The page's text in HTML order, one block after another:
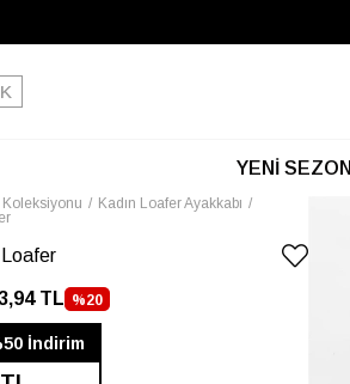
YENİ SEZON
Koleksiyonu
Kadın Loafer Ayakkabı
Loafer
TL %20
İNDIRIM
İndirim